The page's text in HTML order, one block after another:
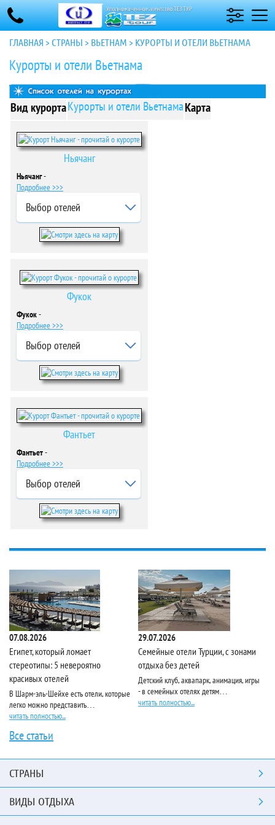
ГЛАВНАЯ >СТРАНЫ > ВЬЕТНАМ > КУРОРТЫ И ОТЕЛИ ВЬЕТНАМА
Курорты и отели Вьетнама
Вид курортаКурорты и отели ВьетнамаКарта
Ньячанг
Ньячанг-
Подробнее >>>
Выбор отелей
Фукок
Фукок-
Подробнее >>>
Выбор отелей
Фантьет
Фантьет-
Подробнее >>>
Выбор отелей
07.08.2026
Египет, который ломает
стереотипы: 5 невероятно
красивых отелей
В Шарм-эль-Шейхе есть отели, которые
легко можно представить…
читать полностью...
29.07.2026
Семейные отели Турции, с зонами
отдыха без детей
Детский клуб, аквапарк, анимация, игры
- в семейных отелях детям…
читать полностью...
Все статьи
СТРАНЫ
ВИДЫ ОТДЫХА